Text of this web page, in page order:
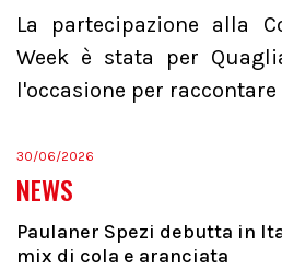
La partecipazione alla
Week è stata per
l'occasione per raccontare
30/06/2026
NEWS
Paulaner Spezi debutta in
mix di cola e aranciata